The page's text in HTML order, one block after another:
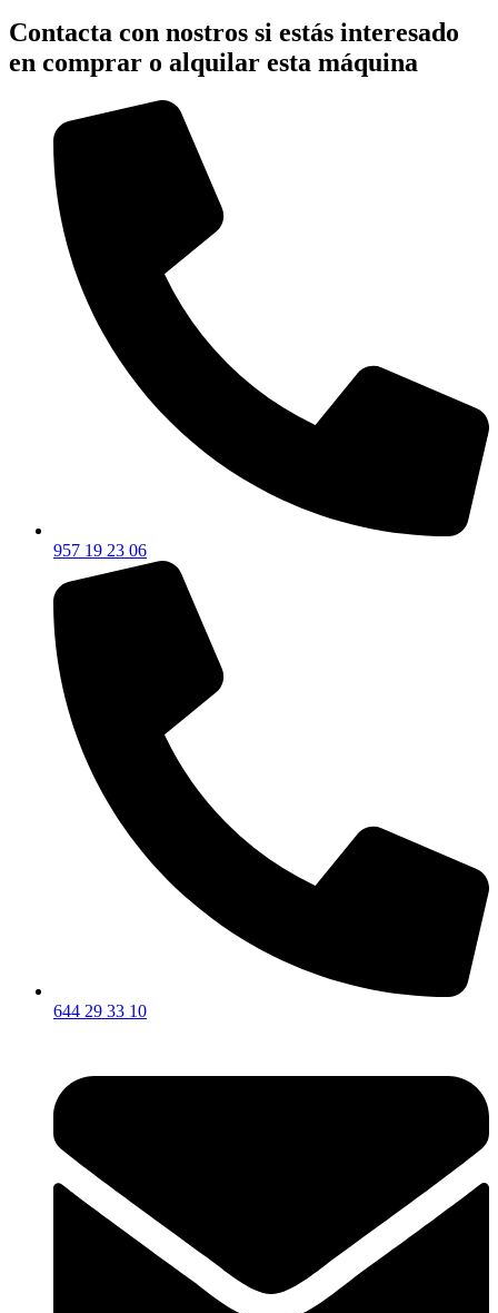
Contacta con nostros si estás interesado
en comprar o alquilar esta máquina
957 19 23 06
644 29 33 10